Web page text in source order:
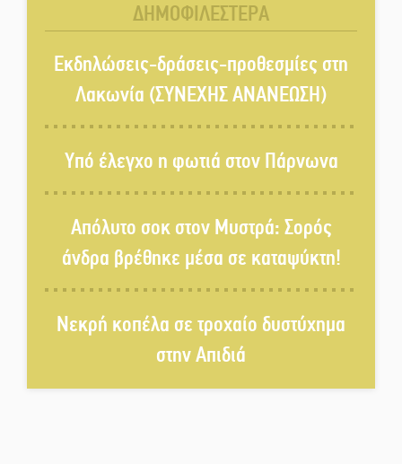
για τα 80 χρόνια από την ίδρυση
του Δημοκρατικού Στρατού
«Στέγνωσε» από νερό πάνω από
μήνα ο Πύρριχος
Άγρυπνος φρουρός 2 δεκαετιών
το Πυροφυλάκιο στις Αιγιές
επιδοτούμενες θέσεις στο
πρόγραμμα απασχόλησης
ΔΗΜΟΦΙΛΕΣΤΕΡΑ
Εκδηλώσεις-δράσεις-προθεσμίες στη
Λακωνία (ΣΥΝΕΧΗΣ ΑΝΑΝΕΩΣΗ)
Υπό έλεγχο η φωτιά στον Πάρνωνα
Απόλυτο σοκ στον Μυστρά: Σορός
άνδρα βρέθηκε μέσα σε καταψύκτη!
Νεκρή κοπέλα σε τροχαίο δυστύχημα
στην Απιδιά